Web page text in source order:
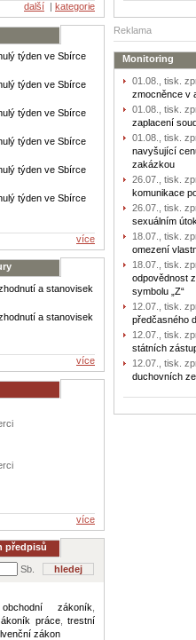
další | kategorie
týden ve Sbírce
týden ve Sbírce
týden ve Sbírce
týden ve Sbírce
týden ve Sbírce
týden ve Sbírce
více
a stanovisek
a stanovisek
více
více
předpisů
Sb.
obchodní zákoník
práce,trestní
zákon
Reklama
Monitoring
01.08., tisk.
zmocněnce v
01.08., tisk.
zaplacení
01.08., tisk.
navyšující
zakázkou
26.07., tisk.
komunikace
26.07., tisk.
sexuálním
18.07., tisk.
omezení
18.07., tisk.
odpovědnost
symbolu „Z“
12.07., tisk.
předčasného
12.07., tisk.
státních
12.07., tisk.
duchovních